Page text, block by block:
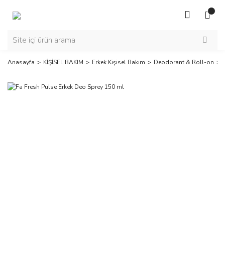
Anasayfa KİŞİSEL BAKIM Erkek Kişisel Bakım Deodorant & Roll-on